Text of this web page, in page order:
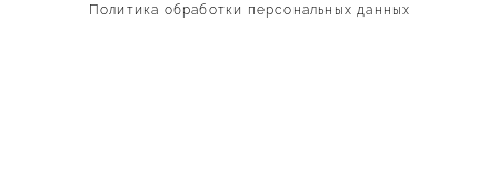
Политика обработки персональных данных